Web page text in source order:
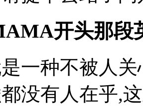
开头那段
一种不被人
没有人在乎,